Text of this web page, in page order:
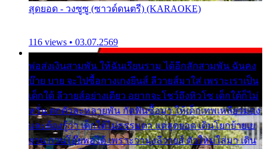
สุดยอด - วงซูซู (ซาวด์ดนตรี) (KARAOKE)
116 views • 03.07.2569
พ่อส่งเงินสามพัน ให้ฉันเรียนราม ได้อีกสักสามพัน ฉันคง
บ๊าย บาย จะไปซื้อกางเกงยีนส์ ลีวายส์มาใส่ เพราะเราเป็น
เด็กใต้ ลีวายส์อย่างเดียว อยากจะโชว์ถึงหิวโซ เด็กใต้ก็ไม่
หวั่น ตกตัวละหลายพัน กัดฟันซื้อมา ให้เด็กเทพเหลียวมอง
และต้องรู้ว่า เด็กใต้ไม่ธรรมดา แต่สุดยอด เดินโยกย้ายเย
ยวน กวนโอ๊ยพอได้ เพราะว่านุ่งลีวายส์ ตัวใหม่ใส่มา เดิน